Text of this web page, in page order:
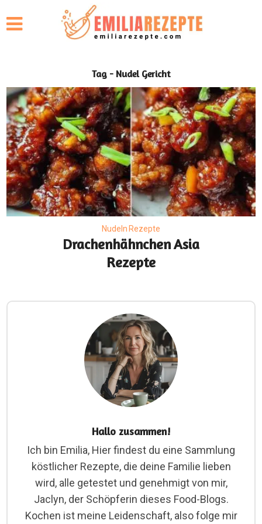
Tag - Nudel Gericht
Nudeln Rezepte
Drachenhähnchen Asia
Rezepte
Hallo zusammen!
Ich bin Emilia, Hier findest du eine Sammlung
köstlicher Rezepte, die deine Familie lieben
wird, alle getestet und genehmigt von mir,
Jaclyn, der Schöpferin dieses Food-Blogs.
Kochen ist meine Leidenschaft, also folge mir